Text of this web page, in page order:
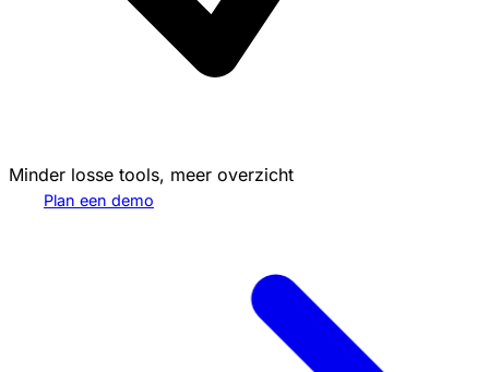
Minder losse tools, meer overzicht
Plan een demo